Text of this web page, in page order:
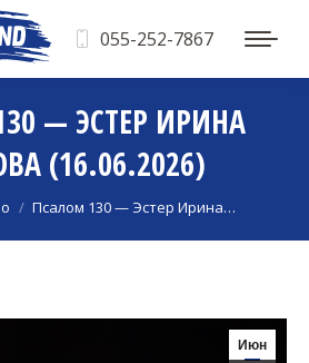
055-252-7867
— ЭСТЕР ИРИНА
(16.06.2026)
Псалом 130 — Эстер Ирина…
Июн